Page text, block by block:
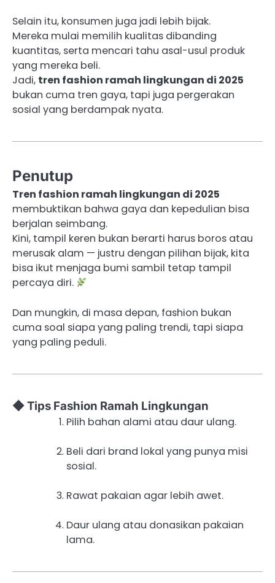
Selain itu, konsumen juga jadi lebih bijak.
Mereka mulai memilih kualitas dibanding
kuantitas, serta mencari tahu asal-usul produk
yang mereka beli.
Jadi, tren fashion ramah lingkungan di 2025
bukan cuma tren gaya, tapi juga pergerakan
sosial yang berdampak nyata.
Penutup
Tren fashion ramah lingkungan di 2025
membuktikan bahwa gaya dan kepedulian bisa
berjalan seimbang.
Kini, tampil keren bukan berarti harus boros atau
merusak alam — justru dengan pilihan bijak, kita
bisa ikut menjaga bumi sambil tetap tampil
percaya diri.
Dan mungkin, di masa depan, fashion bukan
cuma soal siapa yang paling trendi, tapi siapa
yang paling peduli.
◆ Tips Fashion Ramah Lingkungan
Pilih bahan alami atau daur ulang.
Beli dari brand lokal yang punya misi
sosial.
Rawat pakaian agar lebih awet.
Daur ulang atau donasikan pakaian
lama.